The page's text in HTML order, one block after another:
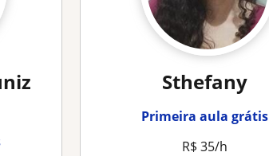
Sthefany
Primeira aula grátis
R$ 35/h